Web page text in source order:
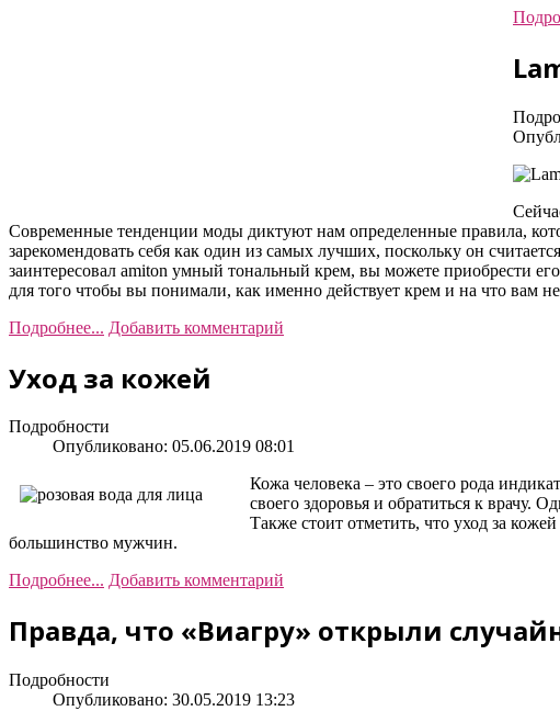
Современные тенденции моды диктуют нам определенные правила,
зарекомендовать себя как один из самых лучших, поскольку он
заинтересовал amiton умный тональный крем, вы можете приобрести
для того чтобы вы понимали, как именно действует крем и на что вам
Подробнее... Добавить комментарий
Уход за кожей
Подробности
Опубликовано: 05.06.2019 08:01
Кожа человека – это своего рода
своего здоровья и обратиться к врачу.
Также стоит отметить, что уход за
большинство мужчин.
Подробнее... Добавить комментарий
Правда, что «Виагру» открыли
Подробности
Опубликовано: 30.05.2019 13:23